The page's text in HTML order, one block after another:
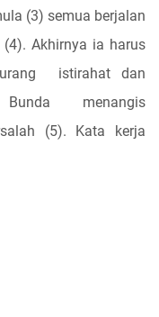
(3) semua berjalan
Akhirnya ia harus
istirahat dan
menangis
(5). Kata kerja